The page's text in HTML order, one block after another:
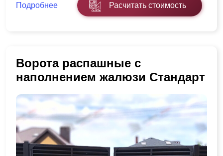
Подробнее Расчитать стоимость
Ворота распашные с
наполнением жалюзи Стандарт